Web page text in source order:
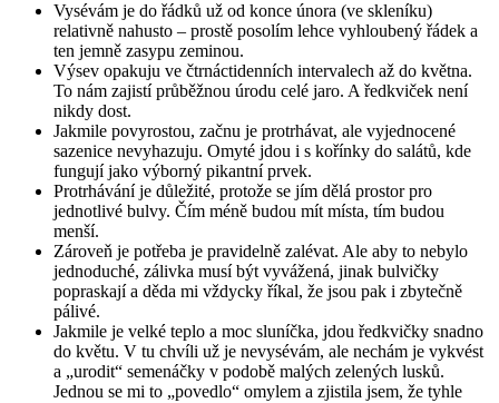
Vysévám je do řádků už od konce února (ve skleníku)
relativně nahusto – prostě posolím lehce vyhloubený řádek a
ten jemně zasypu zeminou.
Výsev opakuju ve čtrnáctidenních intervalech až do května.
To nám zajistí průběžnou úrodu celé jaro. A ředkviček není
nikdy dost.
Jakmile povyrostou, začnu je protrhávat, ale vyjednocené
sazenice nevyhazuju. Omyté jdou i s kořínky do salátů, kde
fungují jako výborný pikantní prvek.
Protrhávání je důležité, protože se jím dělá prostor pro
jednotlivé bulvy. Čím méně budou mít místa, tím budou
menší.
Zároveň je potřeba je pravidelně zalévat. Ale aby to nebylo
jednoduché, zálivka musí být vyvážená, jinak bulvičky
popraskají a děda mi vždycky říkal, že jsou pak i zbytečně
pálivé.
Jakmile je velké teplo a moc sluníčka, jdou ředkvičky snadno
do květu. V tu chvíli už je nevysévám, ale nechám je vykvést
a „urodit“ semenáčky v podobě malých zelených lusků.
Jednou se mi to „povedlo“ omylem a zjistila jsem, že tyhle